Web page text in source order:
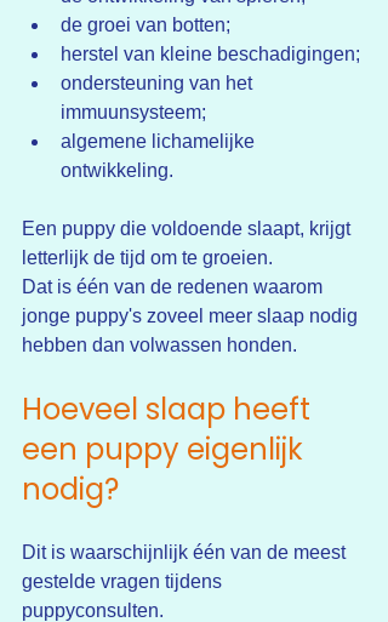
de groei van botten;
herstel van kleine beschadigingen;
ondersteuning van het
immuunsysteem;
algemene lichamelijke
ontwikkeling.
Een puppy die voldoende slaapt, krijgt
letterlijk de tijd om te groeien.
Dat is één van de redenen waarom
jonge puppy's zoveel meer slaap nodig
hebben dan volwassen honden.
Hoeveel slaap heeft
een puppy eigenlijk
nodig?
Dit is waarschijnlijk één van de meest
gestelde vragen tijdens
puppyconsulten.